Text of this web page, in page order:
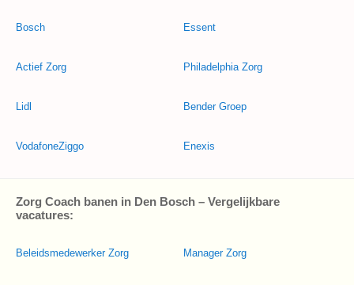
Bosch
Actief Zorg
Lidl
VodafoneZiggo
Essent
Philadelphia Zorg
Bender Groep
Enexis
Zorg Coach banen in Den Bosch – Vergelijkbare
vacatures:
Beleidsmedewerker Zorg Manager Zorg